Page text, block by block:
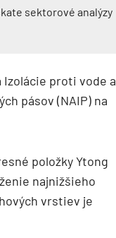
sektorové analýzy
Izolácie proti vode a
pásov (NAIP) na
položky Ytong
najnižšieho
vrstiev je